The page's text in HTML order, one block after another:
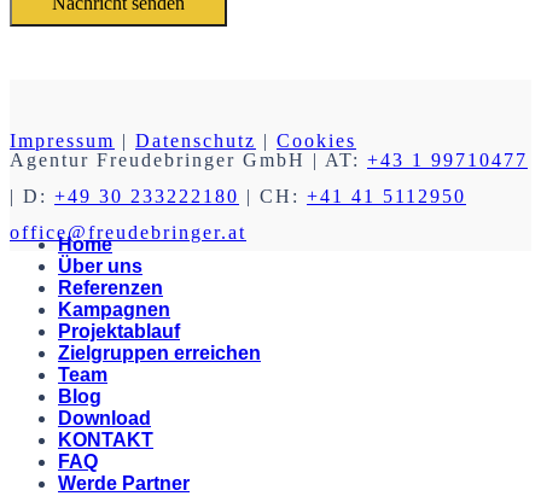
Impressum | Datenschutz | Cookies
Agentur Freudebringer GmbH | AT: +43 1 99710477
| D: +49 30 233222180 | CH: +41 41 5112950
office@freudebringer.at
Home
Über uns
Referenzen
Kampagnen
Projektablauf
Zielgruppen erreichen
Team
Blog
Download
KONTAKT
FAQ
Werde Partner